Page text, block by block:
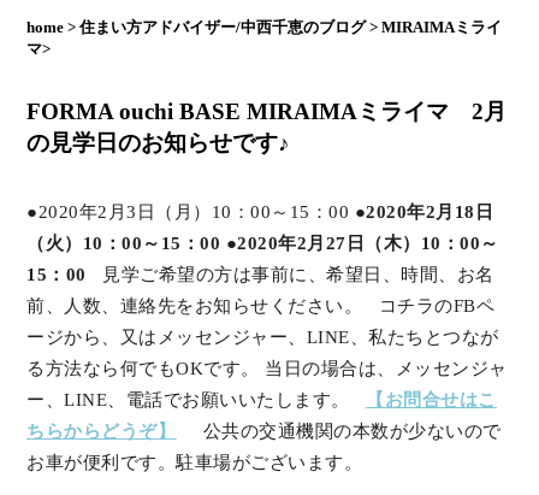
home > 住まい方アドバイザー/中西千恵のブログ > MIRAIMAミライ
マ>
FORMA ouchi BASE MIRAIMAミライマ 2月
の見学日のお知らせです♪
●2020年2月3日（月）10：00～15：00 ●2020年2月18日
（火）10：00～15：00 ●2020年2月27日（木）10：00～
15：00
見学ご希望の方は事前に、希望日、時間、お名
前、人数、連絡先をお知らせください。 コチラのFBペ
ージから、又はメッセンジャー、LINE、私たちとつなが
る方法なら何でもOKです。 当日の場合は、メッセンジャ
ー、LINE、電話でお願いいたします。
【お問合せはこ
ちらからどうぞ】
公共の交通機関の本数が少ないので
お車が便利です。駐車場がございます。